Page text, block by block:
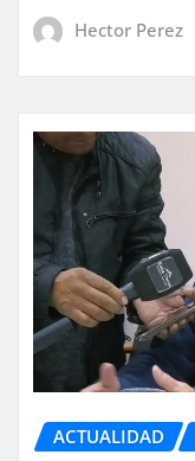
Hector Perez
ACTUALIDAD